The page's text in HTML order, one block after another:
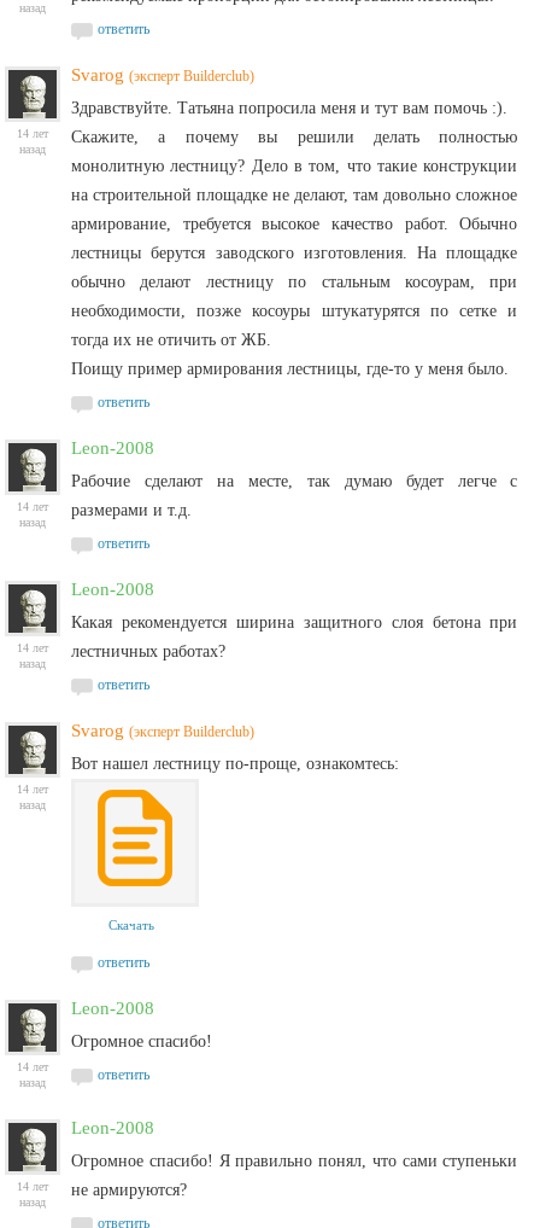
назад
ответить
14 лет
назад
Svarog (эксперт Builderclub)
Здравствуйте. Татьяна попросила меня и тут вам помочь :).
Скажите, а почему вы решили делать полностью
монолитную лестницу? Дело в том, что такие конструкции
на строительной площадке не делают, там довольно сложное
армирование, требуется высокое качество работ. Обычно
лестницы берутся заводского изготовления. На площадке
обычно делают лестницу по стальным косоурам, при
необходимости, позже косоуры штукатурятся по сетке и
тогда их не отичить от ЖБ.
Поищу пример армирования лестницы, где-то у меня было.
ответить
14 лет
назад
Leon-2008
Рабочие сделают на месте, так думаю будет легче с
размерами и т.д.
ответить
14 лет
назад
Leon-2008
Какая рекомендуется ширина защитного слоя бетона при
лестничных работах?
ответить
14 лет
назад
Svarog (эксперт Builderclub)
Вот нашел лестницу по-проще, ознакомтесь:
Скачать
ответить
14 лет
назад
Leon-2008
Огромное спасибо!
ответить
14 лет
назад
Leon-2008
Огромное спасибо! Я правильно понял, что сами ступеньки
не армируются?
ответить